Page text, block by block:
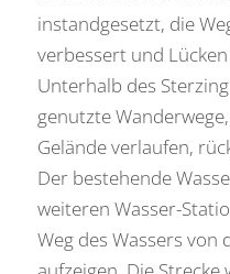
instandgesetzt, die
verbessert und
Unterhalb des
genutzte
Gelände verlaufen,
Der bestehende
weiteren Wasser-
Weg des Wassers von